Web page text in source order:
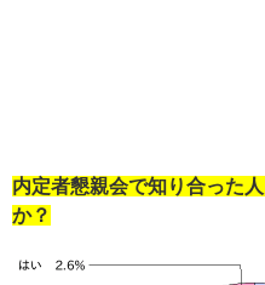
内定者懇親会で知り合った
か？